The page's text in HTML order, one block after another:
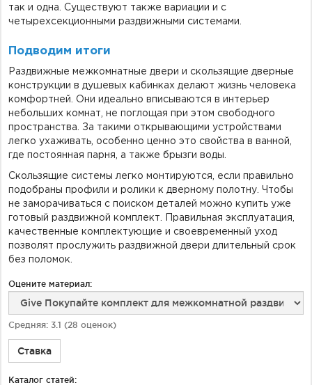
так и одна. Существуют также вариации и с
четырехсекционными раздвижными системами.
Подводим итоги
Раздвижные межкомнатные двери и скользящие дверные
конструкции в душевых кабинках делают жизнь человека
комфортней. Они идеально вписываются в интерьер
небольших комнат, не поглощая при этом свободного
пространства. За такими открывающими устройствами
легко ухаживать, особенно ценно это свойства в ванной,
где постоянная парня, а также брызги воды.
Скользящие системы легко монтируются, если правильно
подобраны профили и ролики к дверному полотну. Чтобы
не заморачиваться с поиском деталей можно купить уже
готовый раздвижной комплект. Правильная эксплуатация,
качественные комплектующие и своевременный уход
позволят прослужить раздвижной двери длительный срок
без поломок.
Оцените материал:
Средняя: 3.1 (28 оценок)
Ставка
Каталог статей: